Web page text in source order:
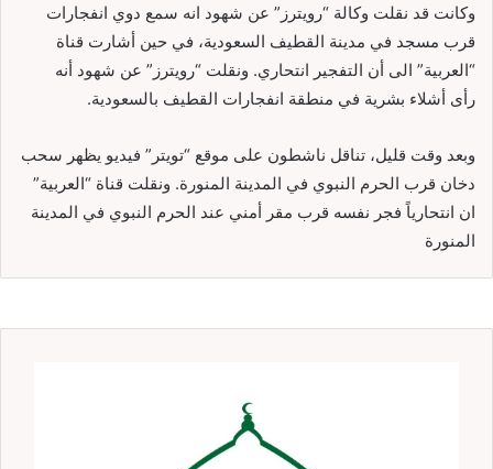
وكانت قد نقلت وكالة “رويترز” عن شهود انه سمع دوي انفجارات
قرب مسجد في مدينة القطيف السعودية، في حين أشارت قناة
“العربية” الى أن التفجير انتحاري. ونقلت “رويترز” عن شهود أنه
رأى أشلاء بشرية في منطقة انفجارات القطيف بالسعودية.
وبعد وقت قليل، تناقل ناشطون على موقع “تويتر” فيديو يظهر سحب
دخان قرب الحرم النبوي في المدينة المنورة. ونقلت قناة “العربية”
ان انتحارياً فجر نفسه قرب مقر أمني عند الحرم النبوي في المدينة
المنورة